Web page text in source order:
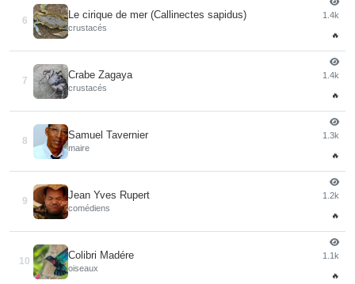
6
Le cirique de mer (Callinectes sapidus)
crustacés
1.4k
🔥
7
Crabe Zagaya
crustacés
1.4k
🔥
8
Samuel Tavernier
maire
1.3k
🔥
9
Jean Yves Rupert
comédiens
1.2k
🔥
10
Colibri Madére
oiseaux
1.1k
🔥